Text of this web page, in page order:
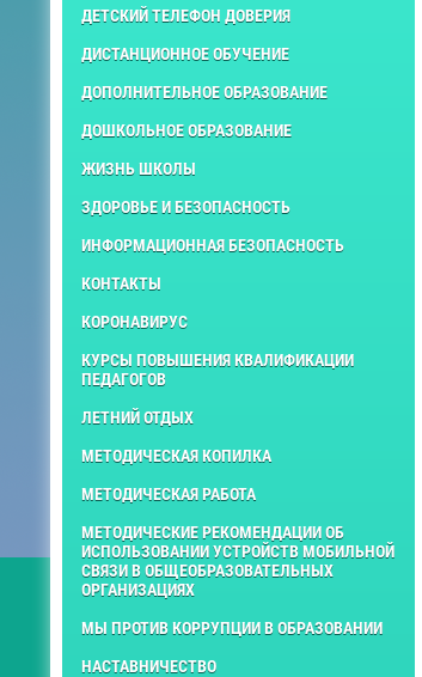
ДЕТСКИЙ ТЕЛЕФОН ДОВЕРИЯ
ДИСТАНЦИОННОЕ ОБУЧЕНИЕ
ДОПОЛНИТЕЛЬНОЕ ОБРАЗОВАНИЕ
ДОШКОЛЬНОЕ ОБРАЗОВАНИЕ
ЖИЗНЬ ШКОЛЫ
ЗДОРОВЬЕ И БЕЗОПАСНОСТЬ
ИНФОРМАЦИОННАЯ БЕЗОПАСНОСТЬ
КОНТАКТЫ
КОРОНАВИРУС
КУРСЫ ПОВЫШЕНИЯ КВАЛИФИКАЦИИ
ПЕДАГОГОВ
ЛЕТНИЙ ОТДЫХ
МЕТОДИЧЕСКАЯ КОПИЛКА
МЕТОДИЧЕСКАЯ РАБОТА
МЕТОДИЧЕСКИЕ РЕКОМЕНДАЦИИ ОБ
ИСПОЛЬЗОВАНИИ УСТРОЙСТВ МОБИЛЬНОЙ
СВЯЗИ В ОБЩЕОБРАЗОВАТЕЛЬНЫХ
ОРГАНИЗАЦИЯХ
МЫ ПРОТИВ КОРРУПЦИИ В ОБРАЗОВАНИИ
НАСТАВНИЧЕСТВО